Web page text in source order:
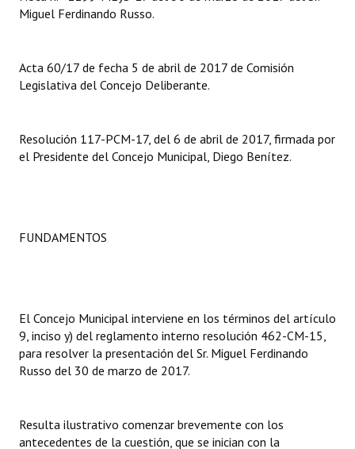
NORMATIVA
Declaraciones
Resoluciones de Presidencia
Datos Históricos
Premio al Mérito - Registro
Audiencias Públicas - Registro
Periodistas Decanos - Registro
Miguel Ferdinando Russo.
Acta 60/17 de fecha 5 de abril de 2017 de Comisión
Legislativa del Concejo Deliberante.
Resolución 117-PCM-17, del 6 de abril de 2017, firmada por
el Presidente del Concejo Municipal, Diego Benítez.
FUNDAMENTOS
El Concejo Municipal interviene en los términos del artículo
9, inciso y) del reglamento interno resolución 462-CM-15,
para resolver la presentación del Sr. Miguel Ferdinando
Russo del 30 de marzo de 2017.
Resulta ilustrativo comenzar brevemente con los
antecedentes de la cuestión, que se inician con la